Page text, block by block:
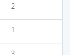
2
1